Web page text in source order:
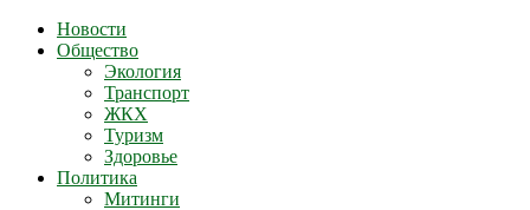
Новости
Общество
Экология
Транспорт
ЖКХ
Туризм
Здоровье
Политика
Митинги